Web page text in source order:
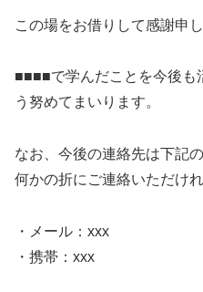
この場をお借りして感謝申し
■■■■で学んだことを今後も
う努めてまいります。
なお、今後の連絡先は下記
何かの折にご連絡いただけれ
・メール：xxx
・携帯：xxx